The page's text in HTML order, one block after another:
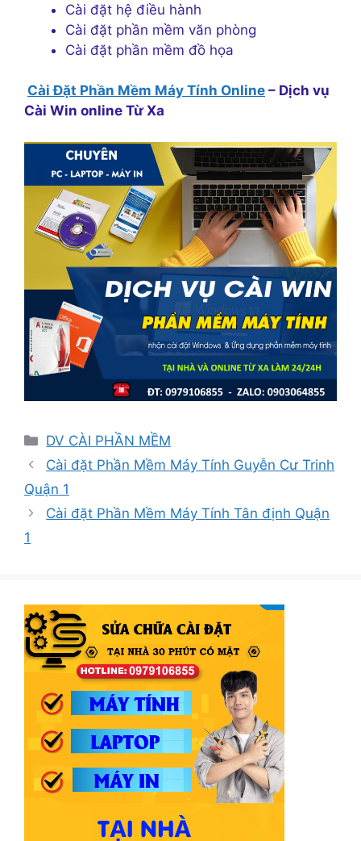
Cài đặt hệ điều hành
Cài đặt phần mềm văn phòng
Cài đặt phần mềm đồ họa
Cài Đặt Phần Mềm Máy Tính Online – Dịch vụ
Cài Win online Từ Xa
Danh
mục
DV CÀI PHẦN MỀM
Cài đặt Phần Mềm Máy Tính Guyễn Cư Trinh
Quận 1
Cài đặt Phần Mềm Máy Tính Tân định Quận
1